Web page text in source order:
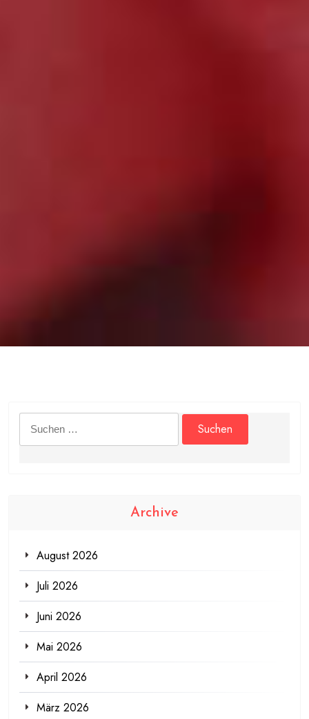
Suchen
nach:
Archive
August 2026
Juli 2026
Juni 2026
Mai 2026
April 2026
März 2026